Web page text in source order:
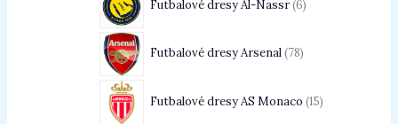
Futbalové dresy Al-Nassr 6
Futbalové dresy Arsenal 78
Futbalové dresy AS Monaco 15